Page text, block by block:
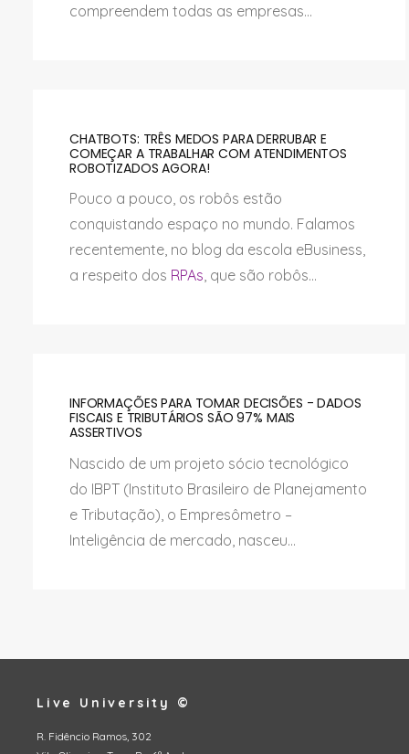
compreendem todas as empresas...
CHATBOTS: TRÊS MEDOS PARA DERRUBAR E
COMEÇAR A TRABALHAR COM ATENDIMENTOS
ROBOTIZADOS AGORA!
Pouco a pouco, os robôs estão
conquistando espaço no mundo. Falamos
recentemente, no blog da escola eBusiness,
a respeito dos RPAs, que são robôs...
INFORMAÇÕES PARA TOMAR DECISÕES - DADOS
FISCAIS E TRIBUTÁRIOS SÃO 97% MAIS
ASSERTIVOS
Nascido de um projeto sócio tecnológico
do IBPT (Instituto Brasileiro de Planejamento
e Tributação), o Empresômetro –
Inteligência de mercado, nasceu...
Live University ©
R. Fidêncio Ramos, 302